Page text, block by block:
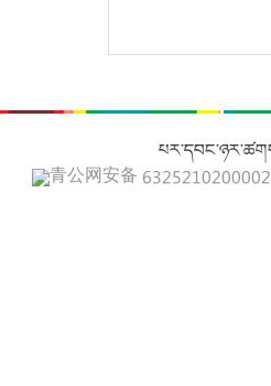
青公网安备